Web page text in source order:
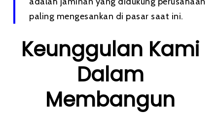
paling mengesankan di pasar saat ini.
Keunggulan Kami
Dalam
Membangun